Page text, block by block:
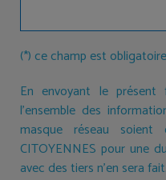
(*) ce champ est obligatoire
En envoyant le présent
l'ensemble des
masque réseau soient
CITOYENNES pour une
avec des tiers n'en sera fait.